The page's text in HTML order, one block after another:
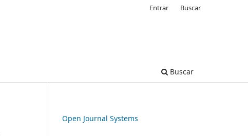
Buscar
Entrar Buscar
Open Journal Systems